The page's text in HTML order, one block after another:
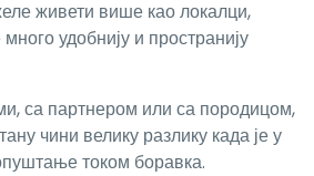
живети више као локалци,
удобнију и пространију
са партнером или са породицом,
чини велику разлику када је у
током боравка.